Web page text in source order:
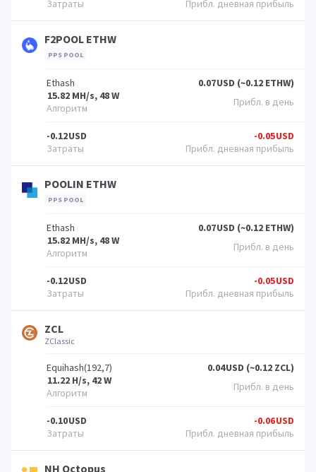
F2POOL ETHW
PPS POOL
Ethash
15.82 MH/s, 48 W
0.07USD (~0.12 ETHW)
-0.12USD -0.05USD
POOLIN ETHW
PPS POOL
Ethash
15.82 MH/s, 48 W
0.07USD (~0.12 ETHW)
-0.12USD -0.05USD
ZCL
ZClassic
Equihash(192,7)
11.22 H/s, 42 W
0.04USD (~0.12 ZCL)
-0.10USD -0.06USD
NH Octopus